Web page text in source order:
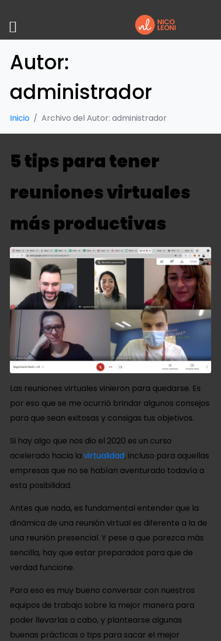
Autor:
administrador
Inicio Archivo del Autor: administrador
5 tips para tener
reuniones virtuales
más productivas
Las reuniones virtuales vinieron para quedarse. Es
por eso que se me ocurrió brindar algunos consejos
para que sean exitosas y consigas tus objetivos.
Si hay algo que nos dio el 2020 es un curso
acelerado hacia la virtualidad, incluso para aquellas
empresas que no se habían aventurado todavía a
esta posibilidad.
Antes que nada, es fundamental entender que la
dinámica de una reunión virtual es diferente a la de
una reunión presencial. Y pese a que parezca más
sencilla, hay que estar preparados para que de
verdad funcione.
Para eso es muy bueno conversar con nuestros
equipos de trabajo sobre la mejor manera para
poder llevarlas a cabo, y plantearse algunas
buenas prácticas o tips para sacar el mejor